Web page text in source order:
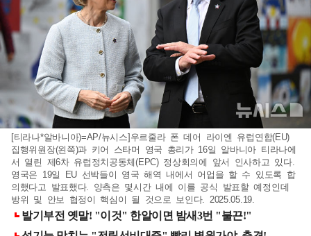
[티라나*알바니아)=AP/뉴시스]우르줄라 폰 데어 라이엔 유럽연합(EU)
집행위원장(왼쪽)과 키어 스타머 영국 총리가 16일 알바니아 티라나에
서 열린 제6차 유럽정치공동체(EPC) 정상회의에 앞서 인사하고 있다.
영국은 19일 EU 선박들이 영국 해역 내에서 어업을 할 수 있도록 합
의했다고 발표했다. 양측은 몇시간 내에 이를 공식 발표할 예정인데
방위 및 안보 협정이 핵심이 될 것으로 보인다. 2025.05.19.